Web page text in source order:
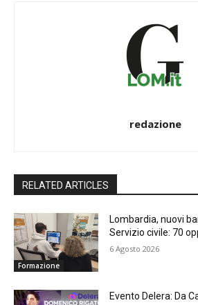
redazione
RELATED ARTICLES
Formazione
Lombardia, nuovi
Servizio civile: 70
6 Agosto 2026
Evento Delera: Da